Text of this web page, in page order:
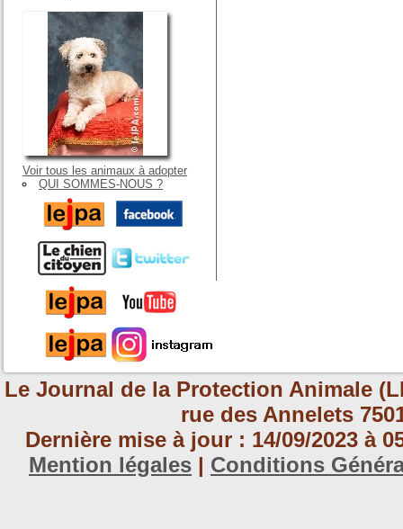
Voir tous les animaux à adopter
QUI SOMMES-NOUS ?
Le Journal de la Protection Animale
rue des Annelets
Dernière mise à jour : 14/09/2023 à
Mention légales | Conditions